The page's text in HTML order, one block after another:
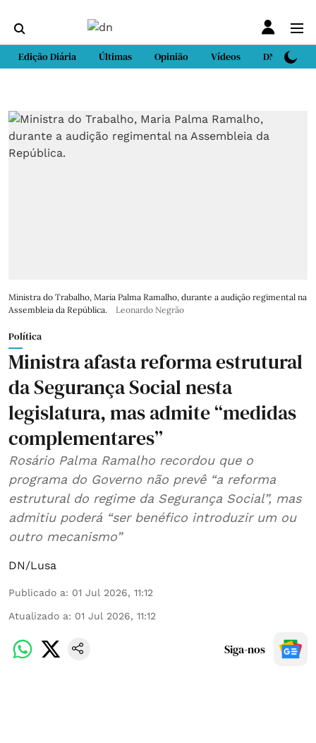
Edição Diária Últimas Opinião Vídeos DN Sport
Ministra do Trabalho, Maria Palma Ramalho, durante a audição regimental na
Assembleia da República.
Leonardo Negrão
Política
Ministra afasta reforma estrutural
da Segurança Social nesta
legislatura, mas admite “medidas
complementares”
Rosário Palma Ramalho recordou que o
programa do Governo não prevê “a reforma
estrutural do regime da Segurança Social”, mas
admitiu poderá “ser benéfico introduzir um ou
outro mecanismo”
DN/Lusa
Publicado a: 01 Jul 2026, 11:12
Atualizado a: 01 Jul 2026, 11:12
Siga-nos